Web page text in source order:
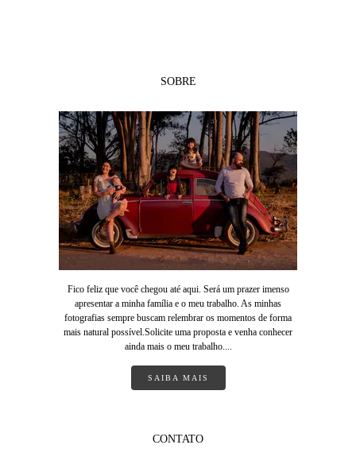
SOBRE
Fico feliz que você chegou até aqui. Será um prazer imenso
apresentar a minha família e o meu trabalho. As minhas
fotografias sempre buscam relembrar os momentos de forma
mais natural possível.Solicite uma proposta e venha conhecer
ainda mais o meu trabalho....
SAIBA MAIS
CONTATO